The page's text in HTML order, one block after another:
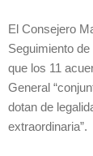
El Consejero
Seguimiento
que los 11
General
dotan de
extraordinaria”.